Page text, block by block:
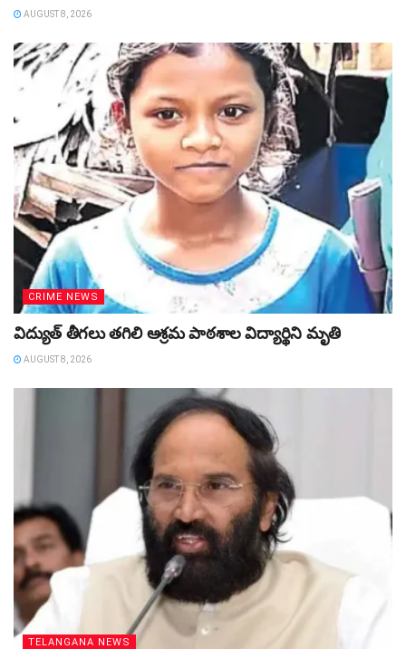
AUGUST 8, 2026
CRIME NEWS
విద్యుత్‌ తీగలు తగిలి ఆశ్రమ పాఠశాల విద్యార్థిని మృతి
AUGUST 8, 2026
TELANGANA NEWS